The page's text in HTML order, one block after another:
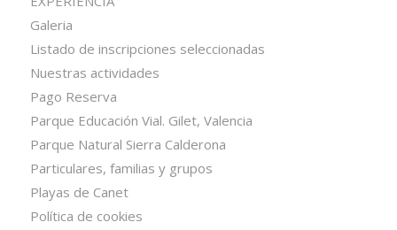
Galeria
Listado de inscripciones seleccionadas
Nuestras actividades
Pago Reserva
Parque Educación Vial. Gilet, Valencia
Parque Natural Sierra Calderona
Particulares, familias y grupos
Playas de Canet
Política de cookies